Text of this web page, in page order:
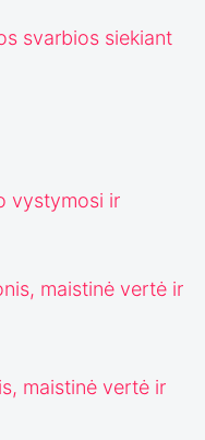
svarbios siekiant
vystymosi ir
maistinė vertė ir